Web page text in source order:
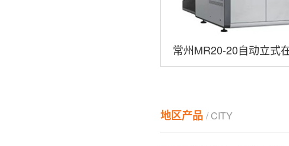
常州MR20-20自动立式
地区产品 / CITY